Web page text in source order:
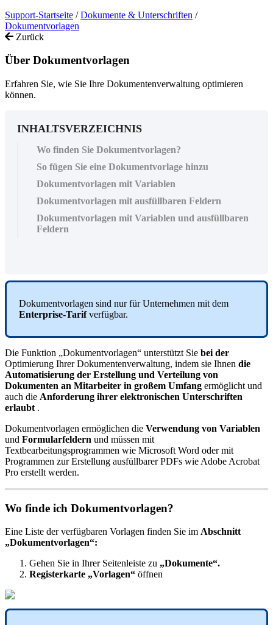
Support-Startseite / Dokumente & Unterschriften /
Dokumentvorlagen
Zurück
Über Dokumentvorlagen
Erfahren Sie, wie Sie Ihre Dokumentenverwaltung optimieren
können.
INHALTSVERZEICHNIS
Wo finden Sie Dokumentvorlagen?
So fügen Sie eine Dokumentvorlage hinzu
Dokumentvorlagen mit Variablen
Dokumentvorlagen mit ausfüllbaren Feldern
Dokumentvorlagen mit Variablen und ausfüllbaren
Feldern
Dokumentvorlagen sind nur für Unternehmen mit dem
Enterprise-Tarif verfügbar.
Die Funktion „Dokumentvorlagen“ unterstützt Sie bei der
Optimierung Ihrer Dokumentenverwaltung, indem sie Ihnen die
Automatisierung der Erstellung und Verteilung von
Dokumenten an Mitarbeiter in großem Umfang ermöglicht und
auch die Anforderung ihrer elektronischen Unterschriften
erlaubt .
Dokumentvorlagen ermöglichen die Verwendung von Variablen
und Formularfeldern und müssen mit
Textbearbeitungsprogrammen wie Microsoft Word oder mit
Programmen zur Erstellung ausfüllbarer PDFs wie Adobe Acrobat
Pro erstellt werden.
Wo finde ich Dokumentvorlagen?
Eine Liste der verfügbaren Vorlagen finden Sie im Abschnitt
„Dokumentvorlagen“:
Gehen Sie in Ihrer Seitenleiste zu „Dokumente“.
Registerkarte „Vorlagen“ öffnen